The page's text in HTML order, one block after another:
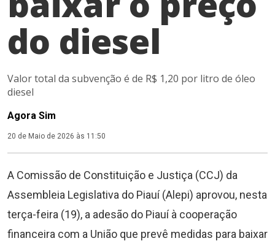
do diesel
Valor total da subvenção é de R$ 1,20 por litro de óleo
diesel
Agora Sim
20 de Maio de 2026 às 11:50
A Comissão de Constituição e Justiça (CCJ) da
Assembleia Legislativa do Piauí (Alepi) aprovou, nesta
terça-feira (19), a adesão do Piauí à cooperação
financeira com a União que prevê medidas para baixar